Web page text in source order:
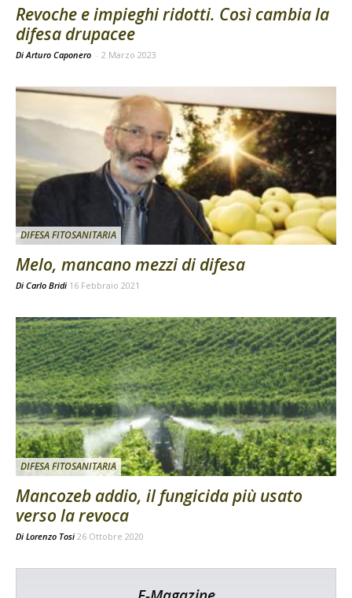
Revoche e impieghi ridotti. Così cambia la
difesa drupacee
Di Arturo Caponero - 2 Marzo 2023
DIFESA FITOSANITARIA
Melo, mancano mezzi di difesa
Di Carlo Bridi 16 Febbraio 2021
DIFESA FITOSANITARIA
Mancozeb addio, il fungicida più usato
verso la revoca
Di Lorenzo Tosi 26 Ottobre 2020